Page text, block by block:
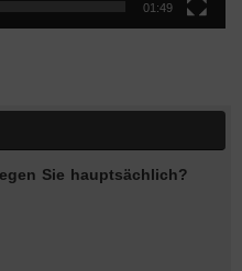
01:49
Sie hauptsächlich?